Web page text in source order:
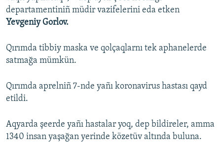
departamentiniñ müdir vazifelerini eda etken
Yevgeniy Gorlov.
Qırımda tibbiy maska ve qolçaqlarnı tek aphanelerde
satmağa mümkün.
Qırımda aprelniñ 7-nde yañı koronavirus hastası qayd
etildi.
Aqyarda şeerde yañı hastalar yoq, dep bildireler, amma
1340 insan yaşağan yerinde közetüv altında buluna.